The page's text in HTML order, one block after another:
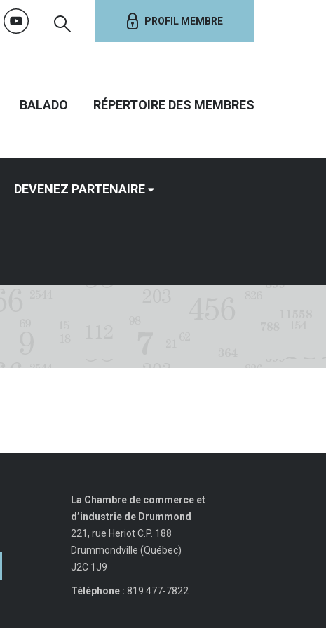
PROFIL MEMBRE
BALADO RÉPERTOIRE DES MEMBRES
DEVENEZ PARTENAIRE
La Chambre de commerce et
d’industrie de Drummond
221, rue Heriot C.P. 188
Drummondville (Québec)
J2C 1J9
Téléphone : 819 477-7822